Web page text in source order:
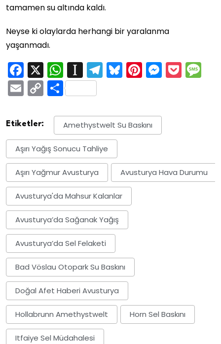
tamamen su altında kaldı.
Neyse ki olaylarda herhangi bir yaralanma
yaşanmadı.
Facebook
X WhatsApp
Instapaper
Telegram
Bluesky
Pinterest
EmailCopy
Link
Share
Etiketler: Amethystwelt Su Baskını
Aşırı Yağış Sonucu Tahliye
Aşırı Yağmur Avusturya Avusturya Hava Durumu
Avusturya'da Mahsur Kalanlar
Avusturya’da Sağanak Yağış
Avusturya’da Sel Felaketi
Bad Vöslau Otopark Su Baskını
Doğal Afet Haberi Avusturya
Hollabrunn Amethystwelt Horn Sel Baskını
Itfaiye Sel Müdahalesi